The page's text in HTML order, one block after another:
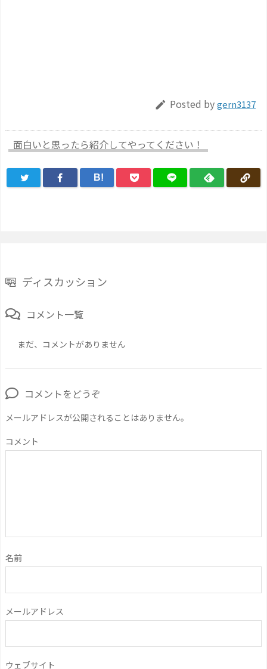
 Posted bygern3137
面白いと思ったら紹介してやってください！
B!
ディスカッション
コメント一覧
まだ、コメントがありません
コメントをどうぞ
メールアドレスが公開されることはありません。
コメント
名前
メールアドレス
ウェブサイト